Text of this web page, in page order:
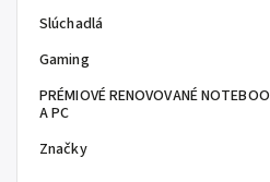
Slúchadlá
Gaming
PRÉMIOVÉ RENOVOVANÉ
A PC
Značky